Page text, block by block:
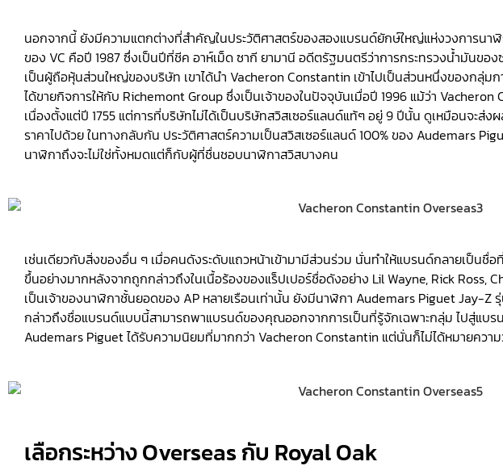
นอกจากนี้ ยังมีความแตกต่างที่สำคัญในประวัติศาสตร์ของสองแบรนด์ยักษ์ใหญ่แห่งวงการนา
ของ VC คือปี 1987 ซึ่งเป็นปีที่ชีค อาห์เม็ด ซากี ยามานี อดีตรัฐมนตรีว่าการกระทรวงน้ำมันของ
เป็นผู้ถือหุ้นส่วนใหญ่ของบริษัท เขาได้นำ Vacheron Constantin เข้าไปเป็นส่วนหนึ่งของกลุ่ม
ได้ขายกิจการให้กับ Richemont Group ซึ่งเป็นเจ้าของในปัจจุบันเมื่อปี 1996 แม้ว่า
เนื่องตั้งแต่ปี 1755 แต่การที่บริษัทไม่ได้เป็นบริษัทสวิสเซอร์แลนด์แท้ๆ อยู่ 9 ปีนั้น ดูเหมือนจะ
ราคาไปด้วย ในทางกลับกัน ประวัติศาสตร์ความเป็นสวิสเซอร์แลนด์ 100% ของ Audemars
นาฬิกาถึงจะไม่ใช่ทั้งหมดแต่ก็กับผู้ที่ชื่นชอบนาฬิกาสวิสบางคน
เช่นเดียวกับสิ่งของอื่น ๆ เมื่อคนดังระดับแถวหน้าเข้ามามีส่วนร่วม นั่นทำให้แบรนด์กลายเป็นชื่
ขึ้นอย่างมากหลังจากถูกกล่าวถึงในเนื้อร้องของแร็ปเปอร์ชื่อดังอย่าง Lil Wayne, Rick Ross,
เป็นเจ้าของนาฬิกาชั้นยอดของ AP หลายเรือนเท่านั้น ยังมีนาฬิกา Audemars Piguet Jay-
กล่าวถึงชื่อแบรนด์แบบนี้สามารถพาแบรนด์ของคุณออกจากการเป็นที่รู้จักเฉพาะกลุ่ม ไปสู่แบร
Audemars Piguet ได้รับความนิยมที่มากกว่า Vacheron Constantin แต่นั่นก็ไม่ได้หมายควา
เลือกระหว่าง Overseas กับ Royal Oak